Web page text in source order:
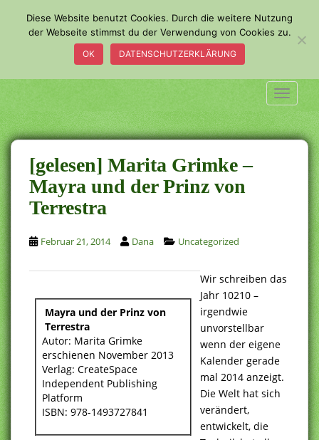
a
i
n
c
o
n
t
e
n
t
[gelesen] Marita Grimke –
Mayra und der Prinz von
Terrestra
Februar 21, 2014 Dana Uncategorized
Mayra und der Prinz von
Terrestra
Autor: Marita Grimke
erschienen November 2013
Verlag: CreateSpace
Independent Publishing
Platform
ISBN: 978-1493727841
Wir schreiben das
Jahr 10210 –
irgendwie
unvorstellbar
wenn der eigene
Kalender gerade
mal 2014 anzeigt.
Die Welt hat sich
verändert,
entwickelt, die
Diese Website benutzt Cookies. Durch die weitere Nutzung
der Webseite stimmst du der Verwendung von Cookies zu.
OK DATENSCHUTZERKLÄRUNG